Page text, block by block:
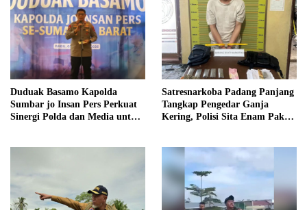
Duduak Basamo Kapolda
Sumbar jo Insan Pers Perkuat
Sinergi Polda dan Media untuk
Satresnarkoba Padang Panjang
Tangkap Pengedar Ganja
Kering, Polisi Sita Enam Paket